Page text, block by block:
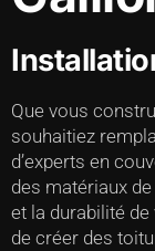
Que vous
souhaitiez
d’experts en
des matériaux
et la durabilité
de créer des